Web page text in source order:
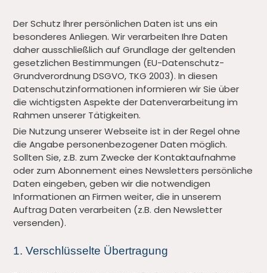
Der Schutz Ihrer persönlichen Daten ist uns ein
besonderes Anliegen. Wir verarbeiten Ihre Daten
daher ausschließlich auf Grundlage der geltenden
gesetzlichen Bestimmungen (EU-Datenschutz-
Grundverordnung DSGVO, TKG 2003). In diesen
Datenschutzinformationen informieren wir Sie über
die wichtigsten Aspekte der Datenverarbeitung im
Rahmen unserer Tätigkeiten.
Die Nutzung unserer Webseite ist in der Regel ohne
die Angabe personenbezogener Daten möglich.
Sollten Sie, z.B. zum Zwecke der Kontaktaufnahme
oder zum Abonnement eines Newsletters persönliche
Daten eingeben, geben wir die notwendigen
Informationen an Firmen weiter, die in unserem
Auftrag Daten verarbeiten (z.B. den Newsletter
versenden).
1. Verschlüsselte Übertragung